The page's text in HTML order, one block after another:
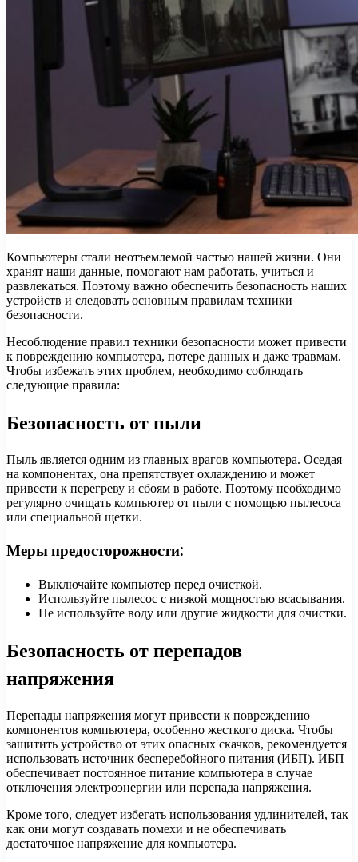
Компьютеры стали неотъемлемой частью нашей жизни. Они
хранят наши данные, помогают нам работать, учиться и
развлекаться. Поэтому важно обеспечить безопасность наших
устройств и следовать основным правилам техники
безопасности.
Несоблюдение правил техники безопасности может привести
к повреждению компьютера, потере данных и даже травмам.
Чтобы избежать этих проблем, необходимо соблюдать
следующие правила:
Безопасность от пыли
Пыль является одним из главных врагов компьютера. Оседая
на компонентах, она препятствует охлаждению и может
привести к перегреву и сбоям в работе. Поэтому необходимо
регулярно очищать компьютер от пыли с помощью пылесоса
или специальной щетки.
Меры предосторожности:
Выключайте компьютер перед очисткой.
Используйте пылесос с низкой мощностью всасывания.
Не используйте воду или другие жидкости для очистки.
Безопасность от перепадов
напряжения
Перепады напряжения могут привести к повреждению
компонентов компьютера, особенно жесткого диска. Чтобы
защитить устройство от этих опасных скачков, рекомендуется
использовать источник бесперебойного питания (ИБП). ИБП
обеспечивает постоянное питание компьютера в случае
отключения электроэнергии или перепада напряжения.
Кроме того, следует избегать использования удлинителей, так
как они могут создавать помехи и не обеспечивать
достаточное напряжение для компьютера.